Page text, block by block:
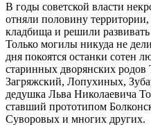
В годы советской власти
отняли половину территории,
кладбища и решили развивать
Только могилы никуда не
дня покоятся останки сотен
старинных дворянских
Загряжский, Лопухиных,
дедушка Льва Николаевича
ставший прототипом
Суворовых и многих других.